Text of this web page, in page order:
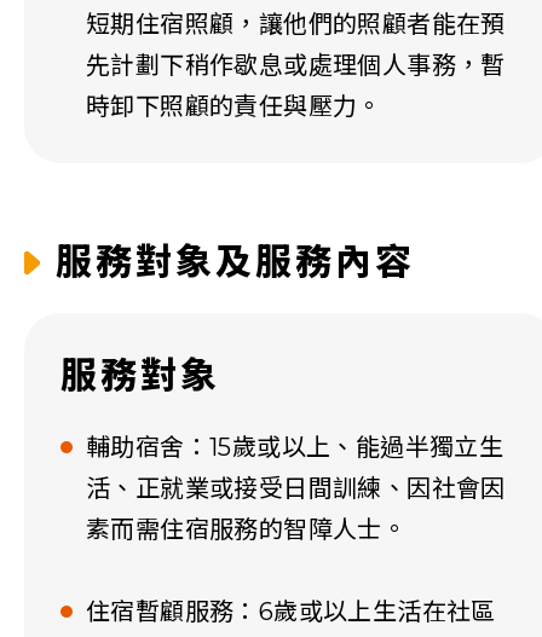
短期住宿照顧，讓他們的照顧者能在預
先計劃下稍作歇息或處理個人事務，暫
時卸下照顧的責任與壓力。
服務對象及服務內容
服務對象
輔助宿舍：15歲或以上、能過半獨立生
活、正就業或接受日間訓練、因社會因
素而需住宿服務的智障人士。
住宿暫顧服務：6歲或以上生活在社區